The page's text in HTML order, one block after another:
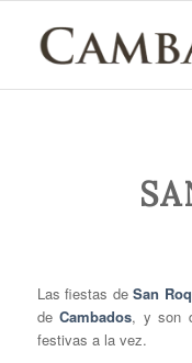
Las fiestas deSan
deCambados, y son
festivas a la vez.